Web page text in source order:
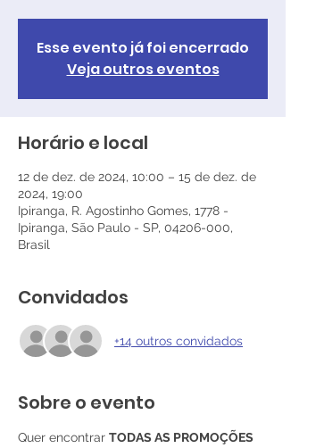
Esse evento já foi encerrado
Veja outros eventos
Horário e local
12 de dez. de 2024, 10:00 – 15 de dez. de
2024, 19:00
Ipiranga, R. Agostinho Gomes, 1778 -
Ipiranga, São Paulo - SP, 04206-000,
Brasil
Convidados
+14 outros convidados
Sobre o evento
Quer encontrar TODAS AS PROMOÇÕES